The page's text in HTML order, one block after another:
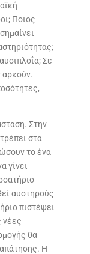
Ποιος
Σε
αρκούν.
Στην
στα
το ένα
γίνει
αυστηρούς
πιστέψει
νέες
θα
Η